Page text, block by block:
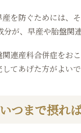
を防ぐためには、
が、早産や胎盤関
関連産科合併症をお
てあげた方がよい
つまで摂れ